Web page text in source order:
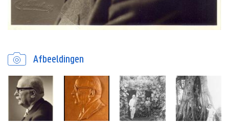
Afbeeldingen